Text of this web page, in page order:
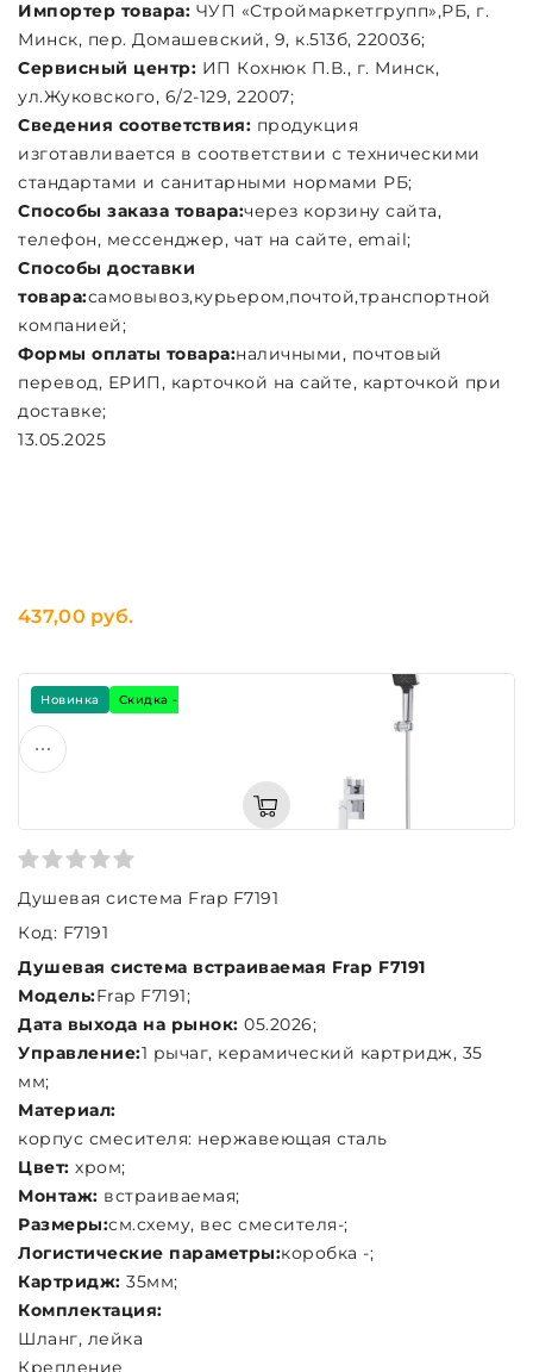
Импортер товара: ЧУП «Строймаркетгрупп»,РБ, г.
Минск, пер. Домашевский, 9, к.513б, 220036;
Сервисный центр: ИП Кохнюк П.В., г. Минск,
ул.Жуковского, 6/2-129, 22007;
Сведения соответствия: продукция
изготавливается в соответствии с техническими
стандартами и санитарными нормами РБ;
Способы заказа товара:через корзину сайта,
телефон, мессенджер, чат на сайте, email;
Cпособы доставки
товара:самовывоз,курьером,почтой,транспортной
компанией;
Формы оплаты товара:наличными, почтовый
перевод, ЕРИП, карточкой на сайте, карточкой при
доставке;
13.05.2025
437,00 руб.
Новинка Скидка -7%
Душевая система Frap F7191
Код: F7191
Душевая система встраиваемая Frap F7191
Модель:Frap F7191;
Дата выхода на рынок: 05.2026;
Управление:1 рычаг, керамический картридж, 35
мм;
Материал:
корпус смесителя: нержавеющая сталь
Цвет: хром;
Монтаж: встраиваемая;
Размеры:см.схему, вес смесителя-;
Логистические параметры:коробка -;
Картридж: 35мм;
Комплектация:
Шланг, лейка
Крепление